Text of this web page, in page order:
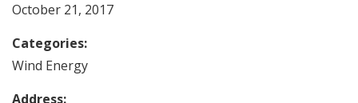
October 21, 2017
Categories:
Wind Energy
Address: